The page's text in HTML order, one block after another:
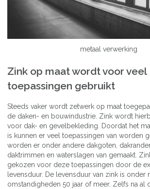
metaal verwerking
Zink op maat wordt voor veel
toepassingen gebruikt
Steeds vaker wordt zetwerk op maat
de daken- en bouwindustrie. Zink wordt
voor dak- en gevelbekleding. Doordat het
is kunnen er veel toepassingen van worden
worden er onder andere dakgoten,
daktrimmen en waterslagen van gemaakt.
gekozen voor deze toepassingen door de
levensduur. De levensduur van zink is onder
omstandigheden 50 jaar of meer. Zelfs na al